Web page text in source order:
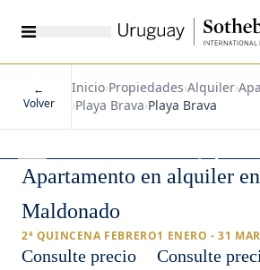
←
Volver
Inicio›Propiedades›Alquiler›
›Playa Brava›Playa Brava
1/64
Apartamento en alquiler
Maldonado
2ª QUINCENA FEBRERO
Consulte precio
1 ENERO - 31
Consulte